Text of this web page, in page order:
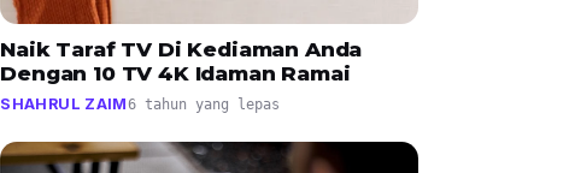
Naik Taraf TV Di Kediaman Anda
Dengan 10 TV 4K Idaman Ramai
SHAHRUL ZAIM6 tahun yang lepas